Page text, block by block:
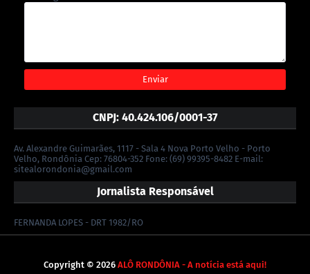
CNPJ: 40.424.106/0001-37
Av. Alexandre Guimarães, 1117 - Sala 4 Nova Porto Velho - Porto
Velho, Rondônia Cep: 76804-352 Fone: (69) 99395-8482 E-mail:
sitealorondonia@gmail.com
Jornalista Responsável
FERNANDA LOPES - DRT 1982/RO
Copyright © 2026 ALÔ RONDÔNIA - A notícia está aqui!